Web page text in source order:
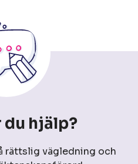
du hjälp?
rättslig vägledning och